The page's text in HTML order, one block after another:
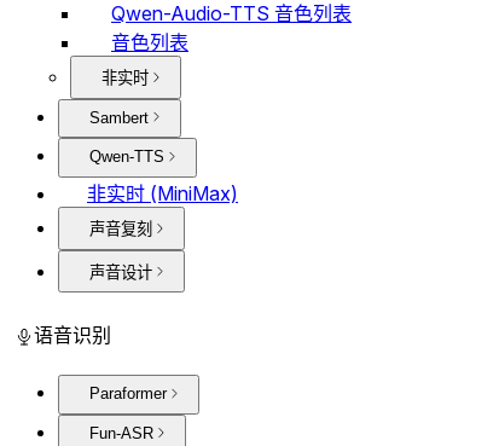
Qwen-Audio-TTS 音色列表
音色列表
非实时
Sambert
Qwen-TTS
非实时 (MiniMax)
声音复刻
声音设计
语音识别
Paraformer
Fun-ASR